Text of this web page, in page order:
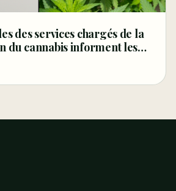
des services chargés de la
du cannabis informent les
Coupe du monde sur la